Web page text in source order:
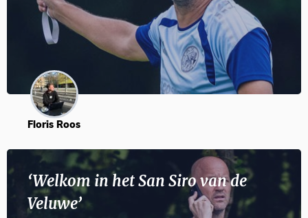
Floris Roos
‘Welkom in het San Siro van de
Veluwe’